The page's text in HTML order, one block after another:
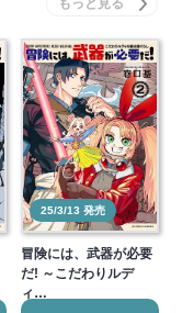
25/3/13 発売
冒険には、武器が必要
だ! ～こだわりルデ
ィ…